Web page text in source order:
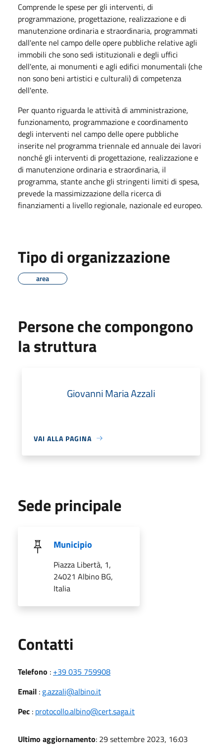
Comprende le spese per gli interventi, di
programmazione, progettazione, realizzazione e di
manutenzione ordinaria e straordinaria, programmati
dall'ente nel campo delle opere pubbliche relative agli
immobili che sono sedi istituzionali e degli uffici
dell'ente, ai monumenti e agli edifici monumentali (che
non sono beni artistici e culturali) di competenza
dell'ente.
Per quanto riguarda le attività di amministrazione,
funzionamento, programmazione e coordinamento
degli interventi nel campo delle opere pubbliche
inserite nel programma triennale ed annuale dei lavori
nonché gli interventi di progettazione, realizzazione e
di manutenzione ordinaria e straordinaria, il
programma, stante anche gli stringenti limiti di spesa,
prevede la massimizzazione della ricerca di
finanziamenti a livello regionale, nazionale ed europeo.
Tipo di organizzazione
area
Persone che compongono
la struttura
Giovanni Maria Azzali
VAI ALLA PAGINA
Sede principale
Municipio
Piazza Libertà, 1,
24021 Albino BG,
Italia
Contatti
Telefono : +39 035 759908
Email : g.azzali@albino.it
Pec : protocollo.albino@cert.saga.it
Ultimo aggiornamento: 29 settembre 2023, 16:03